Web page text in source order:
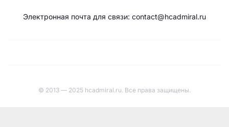
Электронная почта для связи: contact@hcadmiral.ru
© 2013 — 2025 hcadmiral.ru. Все права защищены.